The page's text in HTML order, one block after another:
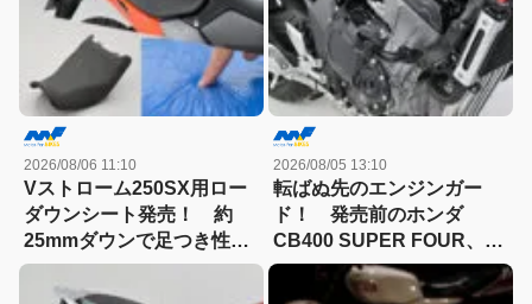
2026/08/06 11:10
Vストローム250SX用ロー
ダウンシート発売！ 約
25mmダウンで足つき性と
快適性を両立
2026/08/05 13:10
転ばぬ先のエンジンガー
ド！ 発売前のホンダ
CB400 SUPER FOUR、デ
イトナから早くもパーツ７
種類が登場です。